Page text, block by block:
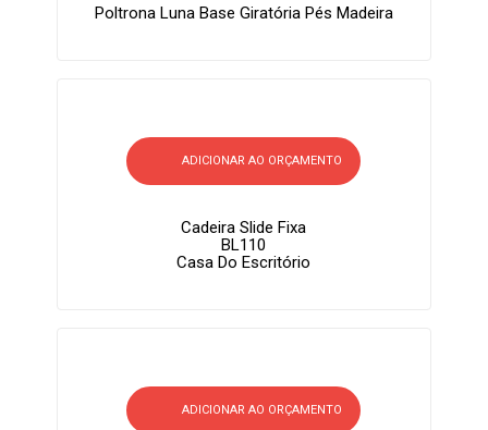
Poltrona Luna Base Giratória Pés Madeira
ADICIONAR AO ORÇAMENTO
Cadeira Slide Fixa
BL110
Casa Do Escritório
ADICIONAR AO ORÇAMENTO